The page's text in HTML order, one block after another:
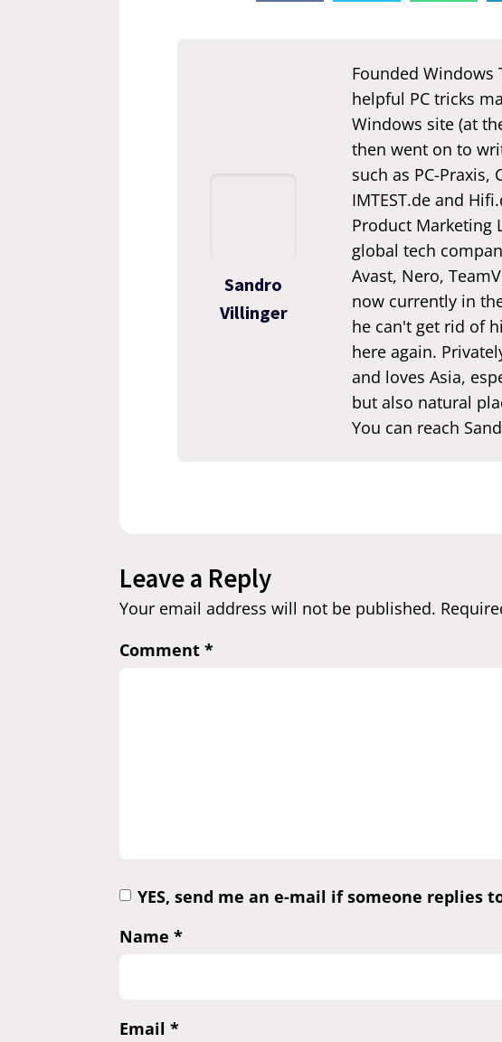
Sandro
Villinger
Founded Windows
helpful PC tricks
Windows site (at
then went on to
such as PC-Praxis,
IMTEST.de and
Product Marketing
global tech
Avast, Nero,
now currently in
he can't get rid of
here again.
and loves Asia,
but also natural
You can reach
Leave a Reply
Your email address will not be published.
Comment *
YES, send me an e-mail if someone replies
Name *
Email *